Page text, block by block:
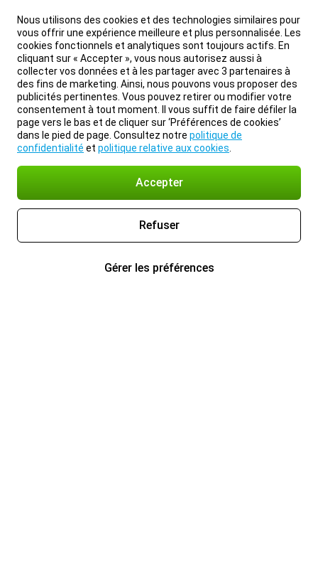
Nous utilisons des cookies et des technologies similaires pour
vous offrir une expérience meilleure et plus personnalisée. Les
cookies fonctionnels et analytiques sont toujours actifs. En
cliquant sur « Accepter », vous nous autorisez aussi à
collecter vos données et à les partager avec 3 partenaires à
des fins de marketing. Ainsi, nous pouvons vous proposer des
publicités pertinentes. Vous pouvez retirer ou modifier votre
consentement à tout moment. Il vous suffit de faire défiler la
page vers le bas et de cliquer sur ‘Préférences de cookies’
dans le pied de page. Consultez notre politique de
confidentialité et politique relative aux cookies
Accepter
Refuser
Gérer les préférences